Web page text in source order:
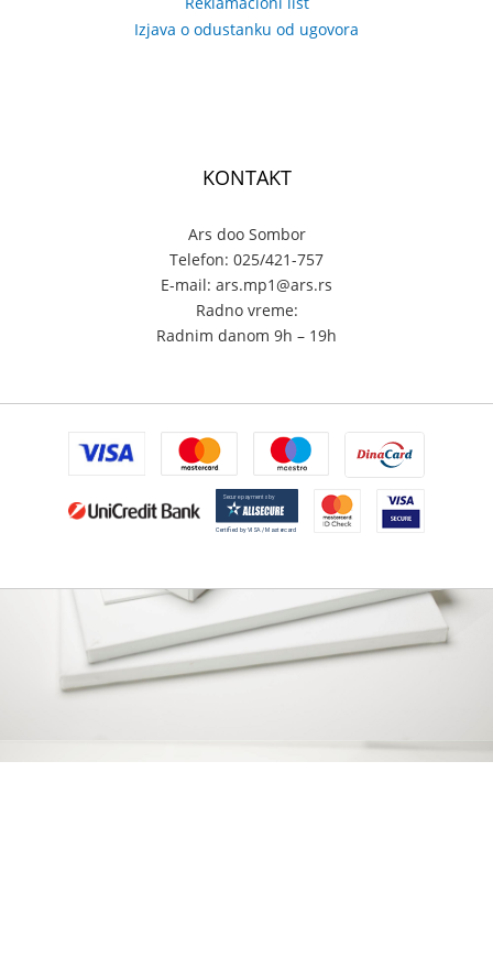
Izjava o odustanku od ugovora
KONTAKT
Ars doo Sombor
Telefon: 025/421-757
E-mail: ars.mp1@ars.rs
Radno vreme:
Radnim danom 9h – 19h